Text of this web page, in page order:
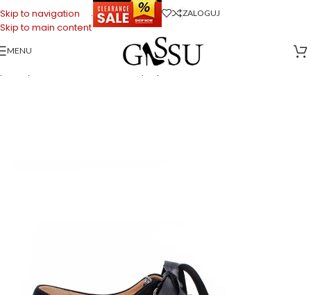
Skip to navigation
Skip to main content
. ZALOGUJ
MENU
Strona główna Sklep firmowy Gassu>Buty Damskie
HELLEN – czarne